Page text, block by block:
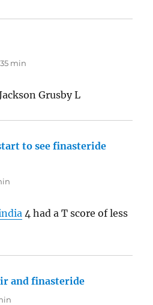
min
Grusby L
to see finasteride
4 had a T score of less
and finasteride